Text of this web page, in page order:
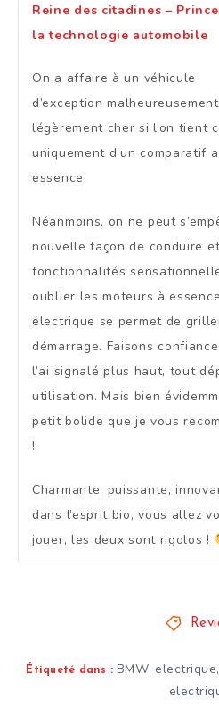
Reine des citadines –
la technologie automobile
On a affaire à un véhicule
d’exception malheureusement
légèrement cher si l’on tient
uniquement d’un comparatif
essence.
Néanmoins, on ne peut
nouvelle façon de conduire
fonctionnalités
oublier les moteurs à
électrique se permet de
démarrage. Faisons
l’ai signalé plus haut, tout
utilisation. Mais bien
petit bolide que je vous
!
Charmante, puissante,
dans l’esprit bio, vous allez
jouer, les deux sont rigolos !
Étiqueté dans : BMW, electrique,